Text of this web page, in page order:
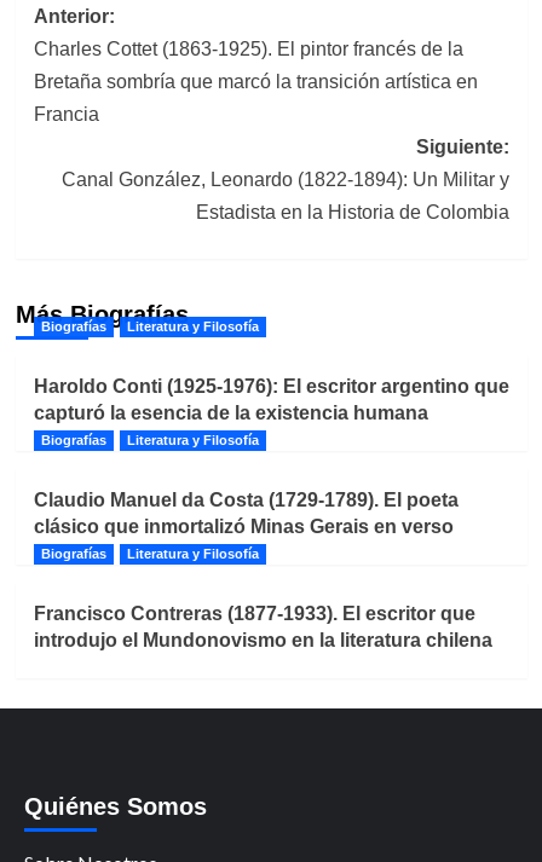
Navegación
de
entradas
Anterior:
Charles Cottet (1863-1925). El pintor francés de la
Bretaña sombría que marcó la transición artística en
Francia
Siguiente:
Canal González, Leonardo (1822-1894): Un Militar y
Estadista en la Historia de Colombia
Más Biografías
Biografías Literatura y Filosofía
Haroldo Conti (1925-1976): El escritor argentino que
capturó la esencia de la existencia humana
Biografías Literatura y Filosofía
Claudio Manuel da Costa (1729-1789). El poeta
clásico que inmortalizó Minas Gerais en verso
Biografías Literatura y Filosofía
Francisco Contreras (1877-1933). El escritor que
introdujo el Mundonovismo en la literatura chilena
Quiénes Somos